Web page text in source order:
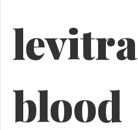
levitra
blood